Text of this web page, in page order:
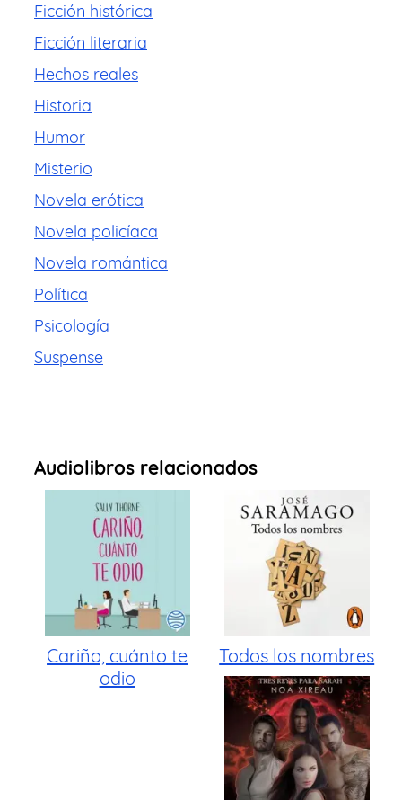
Ficción histórica
Ficción literaria
Hechos reales
Historia
Humor
Misterio
Novela erótica
Novela policíaca
Novela romántica
Política
Psicología
Suspense
Audiolibros relacionados
Cariño, cuánto te
odio
Todos los nombres